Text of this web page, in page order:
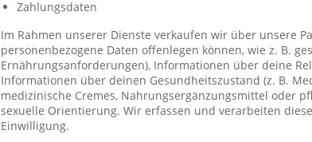
Zahlungsdaten
Im Rahmen unserer Dienste verkaufen wir über unsere
personenbezogene Daten offenlegen können, wie z. B.
Ernährungsanforderungen), Informationen über deine
Informationen über deinen Gesundheitszustand (z. B.
medizinische Cremes, Nahrungsergänzungsmittel oder
sexuelle Orientierung. Wir erfassen und verarbeiten
Einwilligung.